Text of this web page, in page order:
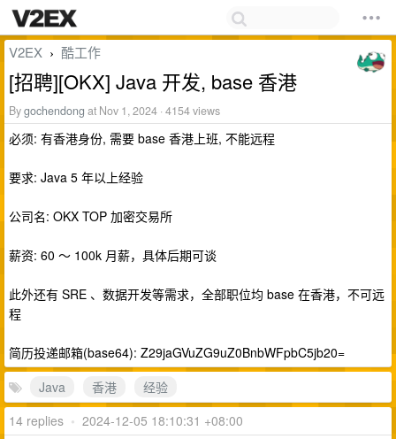
V2EX › 酷工作
[招聘][OKX] Java 开发, base 香港
Bygochendong at Nov 1, 2024 · 4154 views
必须: 有香港身份, 需要 base 香港上班, 不能远程
要求: Java 5 年以上经验
公司名: OKX TOP 加密交易所
薪资: 60 ～ 100k 月薪，具体后期可谈
此外还有 SRE 、数据开发等需求，全部职位均 base 在香港，不可远
程
简历投递邮箱(base64): Z29jaGVuZG9uZ0BnbWFpbC5jb20=
Java
香港
经验
14 replies • 2024-12-05 18:10:31 +08:00